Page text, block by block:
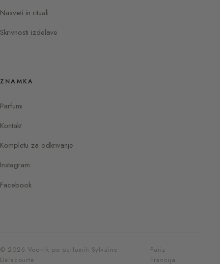
Nasveti in rituali
Skrivnosti izdelave
ZNAMKA
Parfumi
Kontakt
Kompletu za odkrivanje
Instagram
Facebook
© 2026 Vodnik po parfumih Sylvaine
Delacourte
Pariz —
Francija